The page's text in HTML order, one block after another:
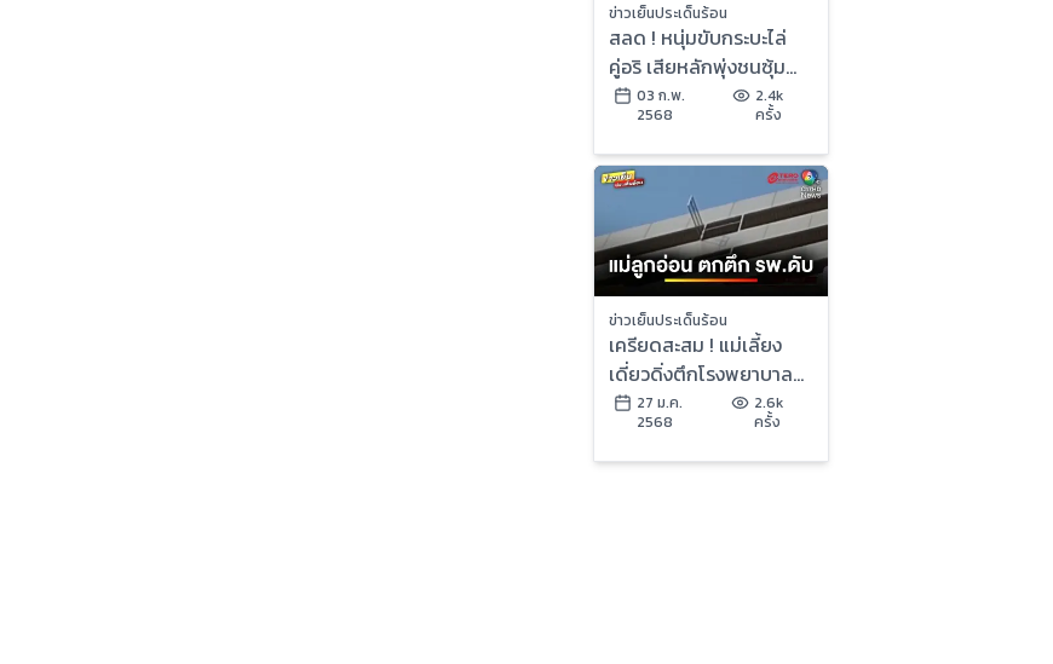
ข่าวเย็นประเด็นร้อน
สลด ! หนุ่มขับกระบะไล่
คู่อริ เสียหลักพุ่งชนซุ้ม
ประตูดับ | ข่าวเย็นประเด็น
ร้อน
03 ก.พ.
2568
2.4k
ครั้ง
ข่าวเย็นประเด็นร้อน
เครียดสะสม ! แม่เลี้ยง
เดี่ยวดิ่งตึกโรงพยาบาล
ดับ หลังคลอดลูกแฝด |
ข่าวเย็นประเด็นร้อน
27 ม.ค.
2568
2.6k
ครั้ง